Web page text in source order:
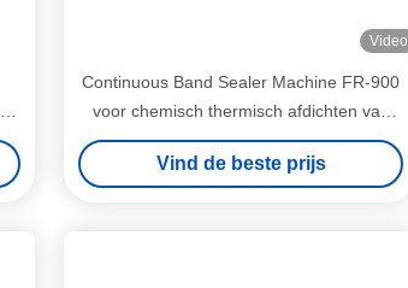
Video
Continuous Band Sealer Machine FR-900
voor chemisch thermisch afdichten van
plastic filmzakken
Vind de beste prijs